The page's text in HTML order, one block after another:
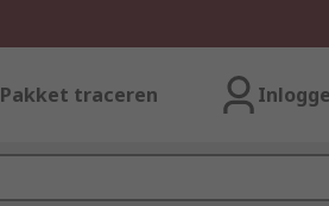
Pakket traceren